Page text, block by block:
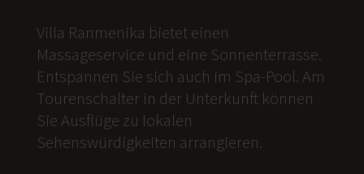
Villa Ranmenika bietet einen
Massageservice und eine Sonnenterrasse.
Entspannen Sie sich auch im Spa-Pool. Am
Tourenschalter in der Unterkunft können
Sie Ausflüge zu lokalen
Sehenswürdigkeiten arrangieren.